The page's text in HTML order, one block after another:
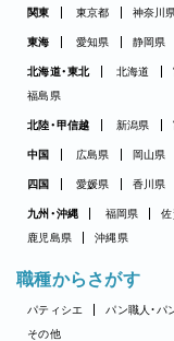
関東 東京都 神奈川
東海 愛知県 静岡県
北海道・東北 北海道
福島県
北陸・甲信越 新潟県
中国 広島県 岡山県
四国 愛媛県 香川県
九州・沖縄 福岡県
鹿児島県
沖縄県
職種からさがす
パティシエ パン職人・パ
その他